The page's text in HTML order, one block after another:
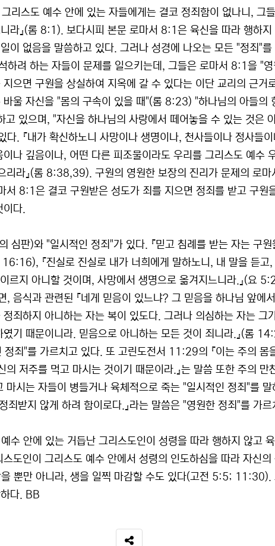
리스도 예수 안에 있는 자들에게는 결코 정죄함이 없나니, 그
라』(롬 8:1). 보다시피 본문 로마서 8:1은 육신을 따라 행하
이 없음을 말씀하고 있다. 그러나 성경에 나오는 모든 "정죄"
하려 하는 자들이 문제를 일으키는데, 그들은 로마서 8:1을 "
으면 구원을 상실하여 지옥에 갈 수 있다는 이단 교리의 근거
바울 자신을 "몸의 구속이 있을 때"(롬 8:23) "하나님의 아들의
있으며, "자신을 하나님의 사랑에서 떼어놓을 수 있는 것은
다. 『내가 확신하노니 사망이나 생명이나, 천사들이나 정사들
나 깊음이나, 어떤 다른 피조물이라도 우리를 그리스도 예수
리라』(롬 8:38,39). 구원의 영원한 보장의 진리가 문제의 로
서 8:1은 결코 구원받은 성도가 죄를 지으면 정죄를 받고 구원
이다.
심판)와 "일시적인 정죄"가 있다. 『믿고 침례를 받는 자는 구
16:16), 『진실로 진실로 내가 너희에게 말하노니, 내 말을 듣고
르지 아니할 것이며, 사망에서 생명으로 옮겨지느니라.』(요
, 음식과 관련된 『네게 믿음이 있느냐? 그 믿음을 하나님 앞에
죄하지 아니하는 자는 복이 있도다. 그러나 의심하는 자는 그
기 때문이니라. 믿음으로 아니하는 모든 것이 죄니라.』(롬
죄"를 가르치고 있다. 또 고린도전서 11:29의 『이는 주의 몸
의 저주를 먹고 마시는 것이기 때문이라.』는 말씀 또한 주의 만
마시는 자들이 병들거나 육체적으로 죽는 "일시적인 정죄"를
죄받지 않게 하려 함이로다.』라는 말씀은 "영원한 정죄"를 가
수 안에 있는 거듭난 그리스도인이 성령을 따라 행하지 않고
도인이 그리스도 예수 안에서 성령의 인도하심을 따라 자신
뿐만 아니라, 생을 일찍 마감할 수도 있다(고전 5:5; 11:30).
다. BB